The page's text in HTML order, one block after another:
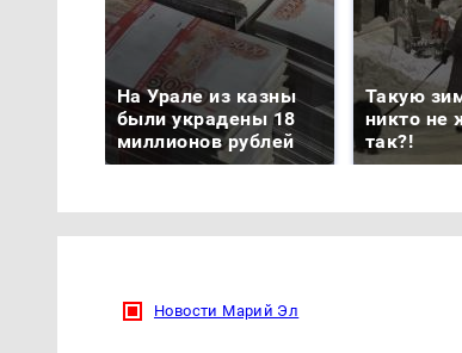
На Урале из казны
были украдены 18
миллионов рублей
Такую
никто не
так?!
Новости Марий Эл